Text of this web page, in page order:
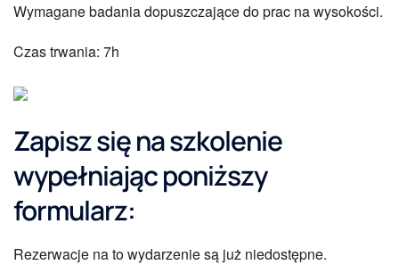
Wymagane badania dopuszczające do prac na wysokości.
Czas trwania: 7h
Zapisz się na szkolenie
wypełniając poniższy
formularz:
Rezerwacje na to wydarzenie są już niedostępne.